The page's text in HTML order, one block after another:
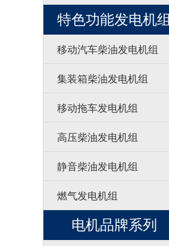
特色功能发电机组
移动汽车柴油发电机组
集装箱柴油发电机组
移动拖车发电机组
高压柴油发电机组
静音柴油发电机组
燃气发电机组
电机品牌系列